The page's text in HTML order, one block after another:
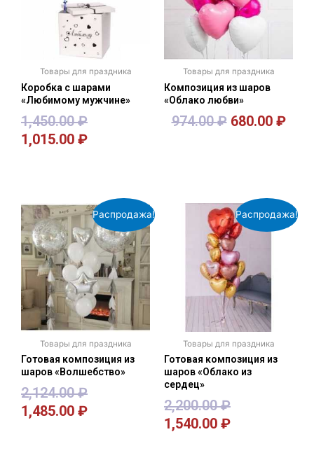
Товары для праздника
Коробка с шарами
«Любимому мужчине»
1,450.00₽
1,015.00 ₽
Товары для праздника
Композиция из шаров
«Облако любви»
974.00₽ 680.00 ₽
Распродажа!
Товары для праздника
Готовая композиция из
шаров «Волшебство»
2,124.00₽
1,485.00 ₽
Распродажа!
Товары для праздника
Готовая композиция из
шаров «Облако из
сердец»
2,200.00₽
1,540.00 ₽